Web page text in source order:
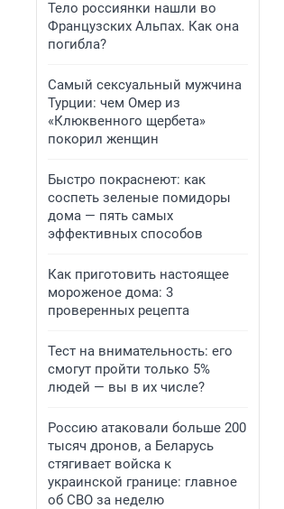
Тело россиянки нашли во
Французских Альпах. Как она
погибла?
Самый сексуальный мужчина
Турции: чем Омер из
«Клюквенного щербета»
покорил женщин
Быстро покраснеют: как
соспеть зеленые помидоры
дома — пять самых
эффективных способов
Как приготовить настоящее
мороженое дома: 3
проверенных рецепта
Тест на внимательность: его
смогут пройти только 5%
людей — вы в их числе?
Россию атаковали больше 200
тысяч дронов, а Беларусь
стягивает войска к
украинской границе: главное
об СВО за неделю